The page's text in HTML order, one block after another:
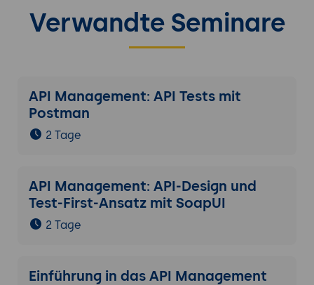
Verwandte Seminare
API Management: API Tests mit
Postman
2 Tage
API Management: API-Design und
Test-First-Ansatz mit SoapUI
2 Tage
Einführung in das API Management